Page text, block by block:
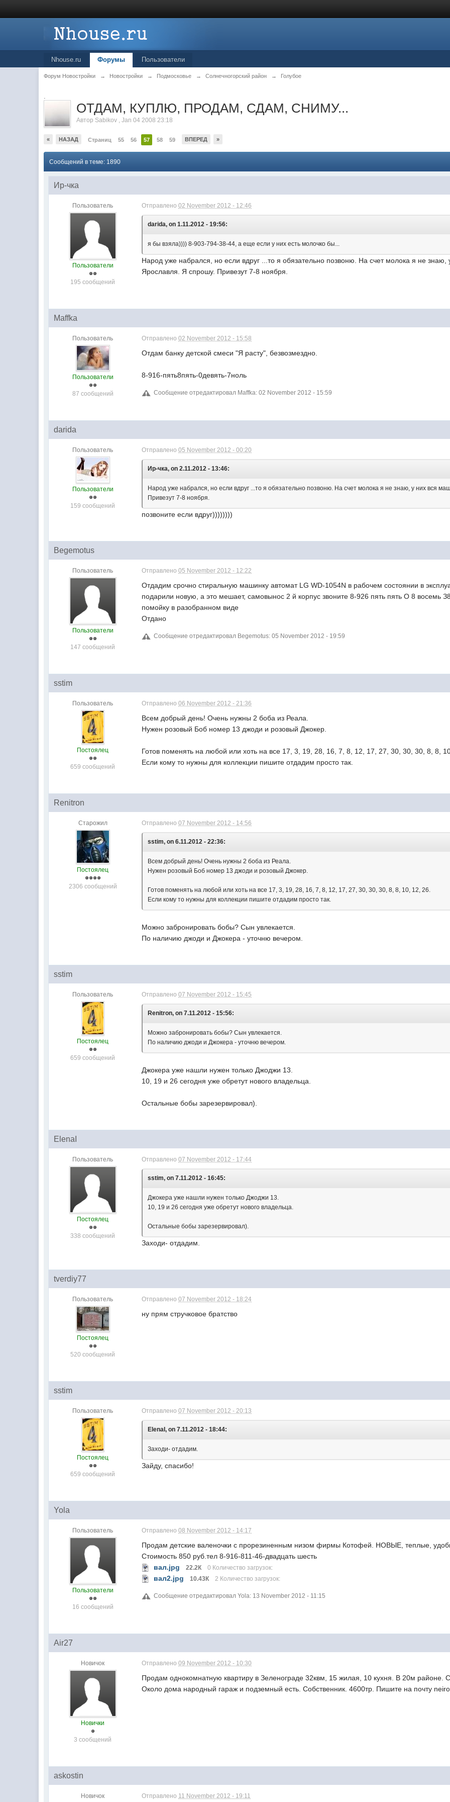
Nhouse.ru Форумы Пользователи
Форум Новостройки → Новостройки → Подмосковье → Солнечногорский район → Голубое
.
ОТДАМ, КУПЛЮ, ПРОДАМ, СДАМ, СНИМУ...
Автор Sabikov ,Jan 04 2008 23:18
« НАЗАД Страниц 55 56 57 58 59 ВПЕРЕД »
Сообщений в теме: 1890
Ир-чка
Пользователь
Пользователи
195 сообщений
Отправлено02 November 2012 - 12:46
darida, on 1.11.2012 - 19:56:
я бы взяла)))) 8-903-794-38-44, а еще если у них есть молочко бы...
Народ уже набрался, но если вдруг ...то я обязательно позвоню. На счет молока я не
Ярославля. Я спрошу. Привезут 7-8 ноября.
Maffka
Пользователь
Пользователи
87 сообщений
Отправлено02 November 2012 - 15:58
Отдам банку детской смеси "Я расту", безвозмездно.
8-916-пять8пять-0девять-7ноль
Сообщение отредактировал Maffka: 02 November 2012 - 15:59
darida
Пользователь
Пользователи
159 сообщений
Отправлено05 November 2012 - 00:20
Ир-чка, on 2.11.2012 - 13:46:
Народ уже набрался, но если вдруг ...то я обязательно позвоню. На счет молока я не знаю, у них вся
Привезут 7-8 ноября.
позвоните если вдруг))))))))
Begemotus
Пользователь
Пользователи
147 сообщений
Отправлено05 November 2012 - 12:22
Отдадим срочно стиральную машинку автомат LG WD-1054N в рабочем состоянии в
подарили новую, а это мешает, самовынос 2 й корпус звоните 8-926 пять пять О 8 восемь
помойку в разобранном виде
Отдано
Сообщение отредактировал Begemotus: 05 November 2012 - 19:59
sstim
Пользователь
Постоялец
659 сообщений
Отправлено06 November 2012 - 21:36
Всем добрый день! Очень нужны 2 боба из Реала.
Нужен розовый Боб номер 13 джоди и розовый Джокер.
Готов поменять на любой или хоть на все 17, 3, 19, 28, 16, 7, 8, 12, 17, 27, 30, 30, 30, 8, 8,
Если кому то нужны для коллекции пишите отдадим просто так.
Renitron
Старожил
Постоялец
2306 сообщений
Отправлено07 November 2012 - 14:56
sstim, on 6.11.2012 - 22:36:
Всем добрый день! Очень нужны 2 боба из Реала.
Нужен розовый Боб номер 13 джоди и розовый Джокер.
Готов поменять на любой или хоть на все 17, 3, 19, 28, 16, 7, 8, 12, 17, 27, 30, 30, 30, 8, 8, 10, 12, 26.
Если кому то нужны для коллекции пишите отдадим просто так.
Можно забронировать бобы? Сын увлекается.
По наличию джоди и Джокера - уточню вечером.
sstim
Пользователь
Постоялец
659 сообщений
Отправлено07 November 2012 - 15:45
Renitron, on 7.11.2012 - 15:56:
Можно забронировать бобы? Сын увлекается.
По наличию джоди и Джокера - уточню вечером.
Джокера уже нашли нужен только Джоджи 13.
10, 19 и 26 сегодня уже обретут нового владельца.
Остальные бобы зарезервировал).
ElenaI
Пользователь
Постоялец
338 сообщений
Отправлено07 November 2012 - 17:44
sstim, on 7.11.2012 - 16:45:
Джокера уже нашли нужен только Джоджи 13.
10, 19 и 26 сегодня уже обретут нового владельца.
Остальные бобы зарезервировал).
Заходи- отдадим.
tverdiy77
Пользователь
Постоялец
520 сообщений
Отправлено07 November 2012 - 18:24
ну прям стручковое братство
sstim
Пользователь
Постоялец
659 сообщений
Отправлено07 November 2012 - 20:13
ElenaI, on 7.11.2012 - 18:44:
Заходи- отдадим.
Зайду, спасибо!
Yola
Пользователь
Пользователи
16 сообщений
Отправлено08 November 2012 - 14:17
Продам детские валеночки с прорезиненным низом фирмы Котофей. НОВЫЕ, теплые,
Стоимость 850 руб.тел 8-916-811-46-двадцать шесть
вал.jpg
22.2К 0 Количество загрузок:
вал2.jpg 10.43К 2 Количество загрузок:
Сообщение отредактировал Yola: 13 November 2012 - 11:15
Air27
Новичок
Новички
3 сообщений
Отправлено09 November 2012 - 10:30
Продам однокомнатную квартиру в Зеленограде 32квм, 15 жилая, 10 кухня. В 20м районе.
Около дома народный гараж и подземный есть. Собственник. 4600тр. Пишите на почту
askostin
Новичок Отправлено 11 November 2012 - 19:11